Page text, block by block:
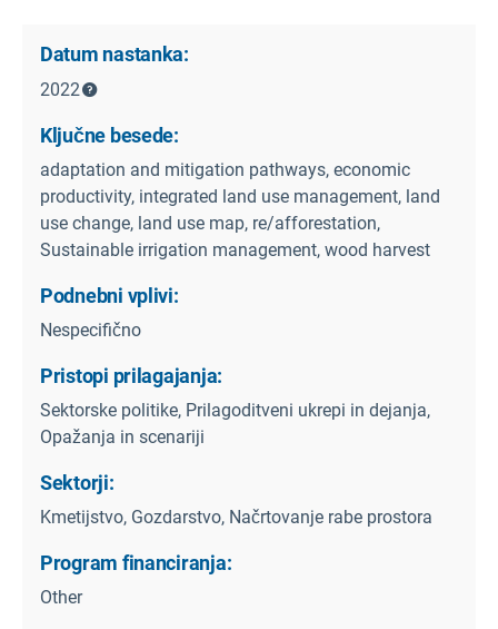
Datum nastanka:
2022
Ključne besede:
adaptation and mitigation pathways, economic
productivity, integrated land use management, land
use change, land use map, re/afforestation,
Sustainable irrigation management, wood harvest
Podnebni vplivi:
Nespecifično
Pristopi prilagajanja:
Sektorske politike, Prilagoditveni ukrepi in dejanja,
Opažanja in scenariji
Sektorji:
Kmetijstvo, Gozdarstvo, Načrtovanje rabe prostora
Program financiranja:
Other